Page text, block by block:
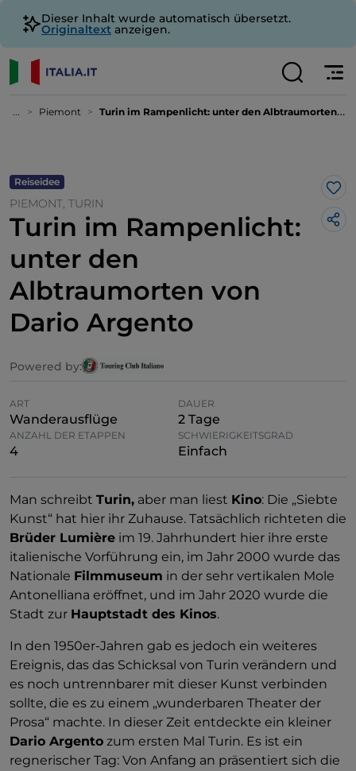
Dieser Inhalt wurde automatisch übersetzt.
Originaltext anzeigen.
... Piemont Turin im Rampenlicht: unter den Albtraumorten von Dario Argento
Reiseidee
PIEMONT, TURIN
Turin im Rampenlicht:
unter den
Albtraumorten von
Dario Argento
Powered by:
ART
Wanderausflüge
DAUER
2 Tage
ANZAHL DER ETAPPEN
4
SCHWIERIGKEITSGRAD
Einfach
Man schreibt Turin, aber man liest Kino: Die „Siebte
Kunst“ hat hier ihr Zuhause. Tatsächlich richteten die
Brüder Lumière im 19. Jahrhundert hier ihre erste
italienische Vorführung ein, im Jahr 2000 wurde das
Nationale Filmmuseum in der sehr vertikalen Mole
Antonelliana eröffnet, und im Jahr 2020 wurde die
Stadt zur Hauptstadt des Kinos.
In den 1950er-Jahren gab es jedoch ein weiteres
Ereignis, das das Schicksal von Turin verändern und
es noch untrennbarer mit dieser Kunst verbinden
sollte, die es zu einem „wunderbaren Theater der
Prosa“ machte. In dieser Zeit entdeckte ein kleiner
Dario Argento zum ersten Mal Turin. Es ist ein
regnerischer Tag: Von Anfang an präsentiert sich die